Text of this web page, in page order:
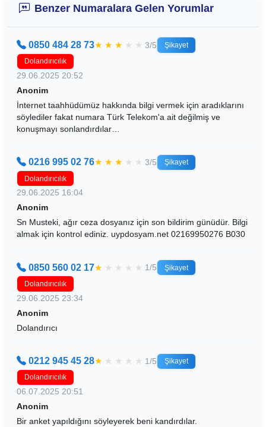
Benzer Numaralara Gelen Yorumlar
0850 484 28 73★ ★ ★ ★ ★ 3/5
Şikayet
Dolandırıcılık
29.06.2025 20:52
Anonim
İnternet taahhüdümüz hakkında bilgi vermek için aradıklarını
söylediler fakat numara Türk Telekom'a ait değilmiş ve
konuşmayı sonlandırdılar…
0216 995 02 76★ ★ ★ ★ ★ 3/5
Şikayet
Dolandırıcılık
29.06.2025 16:04
Anonim
Sn Musteki, ağır ceza dosyanız için son bildirim günüdür. Bilgi
almak için kontrol ediniz. uypdosyam.net 02169950276 B030
0850 560 02 17★ ★ ★ ★ ★ 1/5
Şikayet
Dolandırıcılık
29.06.2025 23:34
Anonim
Dolandırıcı
0212 945 45 28★ ★ ★ ★ ★ 1/5
Şikayet
Dolandırıcılık
06.07.2025 20:51
Anonim
Bir anket yapıldığını söyleyerek beni kandırdılar.